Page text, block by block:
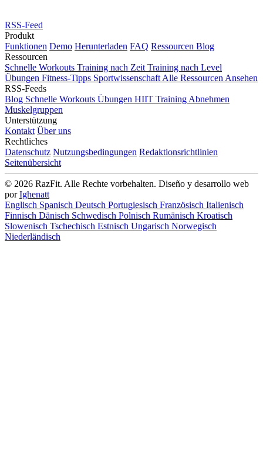
RSS-Feed
Produkt
Funktionen Demo Herunterladen FAQ Ressourcen Blog
Ressourcen
Schnelle Workouts Training nach ZeitTraining nach Level
Übungen Fitness-Tipps SportwissenschaftAlle Ressourcen Ansehen
RSS-Feeds
Blog Schnelle Workouts Übungen HIIT TrainingAbnehmen
Muskelgruppen
Unterstützung
Kontakt Über uns
Rechtliches
Datenschutz Nutzungsbedingungen Redaktionsrichtlinien
Seitenübersicht
© 2026 RazFit. Alle Rechte vorbehalten. Diseño y desarrollo web
porIghenatt
Englisch Spanisch Deutsch Portugiesisch Französisch Italienisch
Finnisch Dänisch Schwedisch Polnisch Rumänisch Kroatisch
Slowenisch Tschechisch Estnisch Ungarisch Norwegisch
Niederländisch